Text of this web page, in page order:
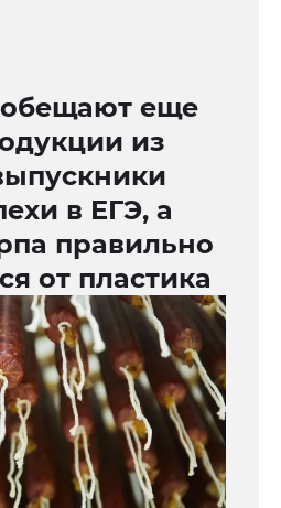
еще
из
в ЕГЭ, а
правильно
от пластика